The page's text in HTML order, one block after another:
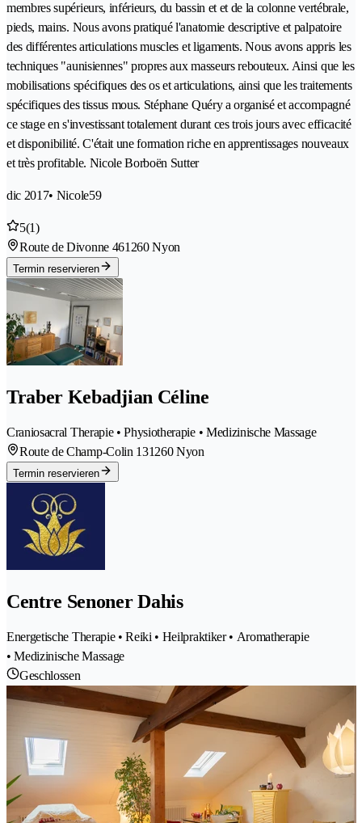
membres supérieurs, inférieurs, du bassin et et de la colonne vertébrale,
pieds, mains. Nous avons pratiqué l'anatomie descriptive et palpatoire
des différentes articulations muscles et ligaments. Nous avons appris les
techniques "aunisiennes" propres aux masseurs rebouteux. Ainsi que les
mobilisations spécifiques des os et articulations, ainsi que les traitements
spécifiques des tissus mous. Stéphane Quéry a organisé et accompagné
ce stage en s'investissant totalement durant ces trois jours avec efficacité
et disponibilité. C'était une formation riche en apprentissages nouveaux
et très profitable. Nicole Borboën Sutter
dic 2017• Nicole59
5(1)
Route de Divonne 461260 Nyon
Termin reservieren
Traber Kebadjian Céline
Craniosacral Therapie • Physiotherapie • Medizinische Massage
Route de Champ-Colin 131260 Nyon
Termin reservieren
Centre Senoner Dahis
Energetische Therapie • Reiki • Heilpraktiker • Aromatherapie
• Medizinische Massage
Geschlossen